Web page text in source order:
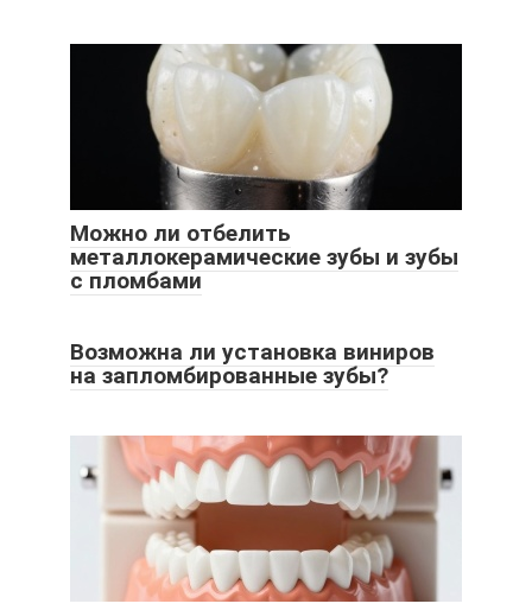
Можно ли отбелить
металлокерамические зубы и зубы
с пломбами
Возможна ли установка виниров
на запломбированные зубы?